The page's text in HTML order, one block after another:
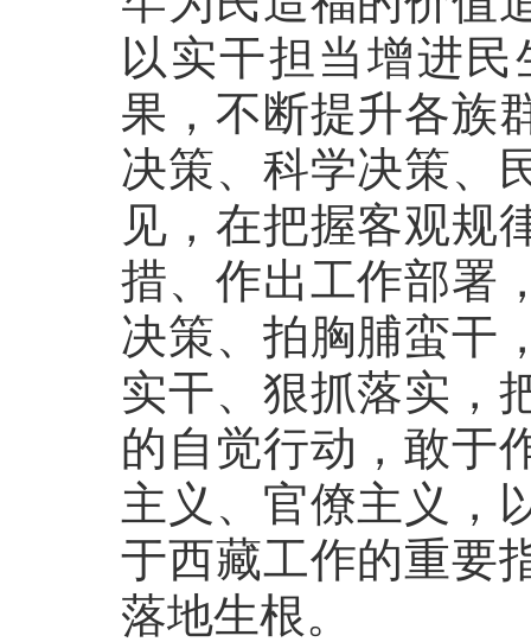
以实干担当增进
果，不断提升各族
决策、科学决策、
见，在把握客观规
措、作出工作部署
决策、拍胸脯蛮干
实干、狠抓落实，
的自觉行动，敢于
主义、官僚主义，
于西藏工作的重要
落地生根。